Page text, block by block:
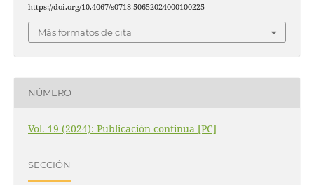
https://doi.org/10.4067/s0718-50652024000100225
Más formatos de cita
NÚMERO
Vol. 19 (2024): Publicación continua [PC]
SECCIÓN